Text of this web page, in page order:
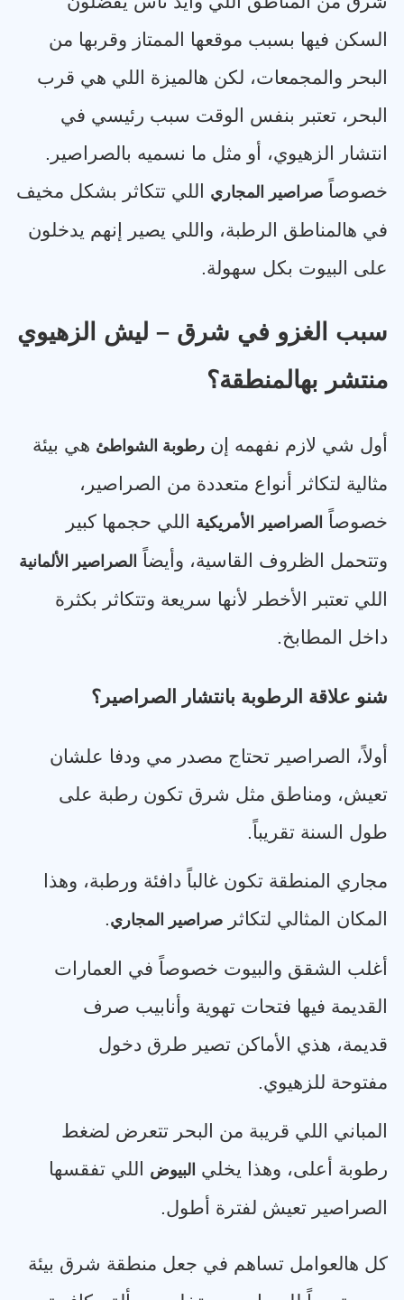
السكن فيها بسبب موقعها الممتاز وقربها من
البحر والمجمعات، لكن هالميزة اللي هي قرب
البحر، تعتبر بنفس الوقت سبب رئيسي في
انتشار الزهيوي، أو مثل ما نسميه بالصراصير.
خصوصاً صراصير المجاري
اللي تتكاثر بشكل مخيف
في هالمناطق الرطبة، واللي يصير إنهم يدخلون
على البيوت بكل سهولة.
سبب الغزو في شرق – ليش الزهيوي
منتشر بهالمنطقة؟
أول شي لازم نفهمه إن رطوبة الشواطئ هي بيئة
مثالية لتكاثر أنواع متعددة من الصراصير،
خصوصاً
الصراصير الأمريكية
اللي حجمها كبير
وتتحمل الظروف القاسية، وأيضاً
الصراصير الألمانية
اللي تعتبر الأخطر لأنها سريعة وتتكاثر بكثرة
داخل المطابخ.
شنو علاقة الرطوبة بانتشار الصراصير؟
أولاً، الصراصير تحتاج مصدر مي ودفا علشان
تعيش، ومناطق مثل شرق تكون رطبة على
طول السنة تقريباً.
مجاري المنطقة تكون غالباً دافئة ورطبة، وهذا
المكان المثالي لتكاثر صراصير المجاري.
أغلب الشقق والبيوت خصوصاً في العمارات
القديمة فيها فتحات تهوية وأنابيب صرف
قديمة، هذي الأماكن تصير طرق دخول
مفتوحة للزهيوي.
المباني اللي قريبة من البحر تتعرض لضغط
رطوبة أعلى، وهذا يخلي البيوض
اللي تفقسها
الصراصير تعيش لفترة أطول.
كل هالعوامل تساهم في جعل منطقة شرق بيئة